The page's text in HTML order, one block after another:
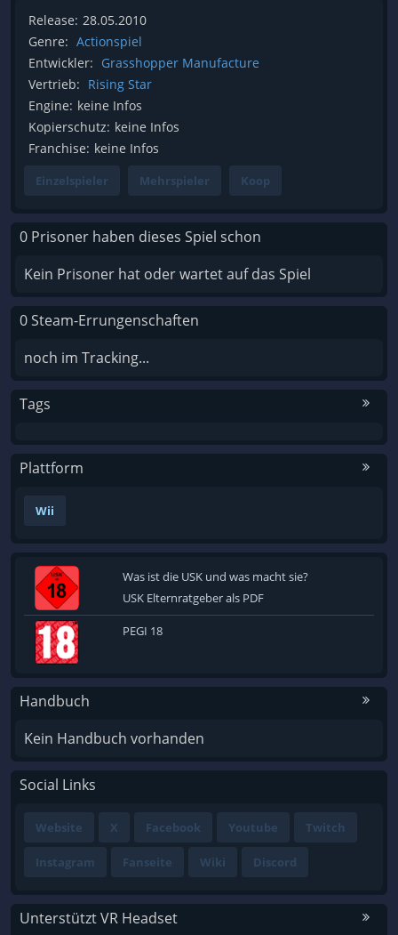
Release: 28.05.2010
Genre: Actionspiel
Entwickler: Grasshopper Manufacture
Vertrieb: Rising Star
Engine: keine Infos
Kopierschutz: keine Infos
Franchise: keine Infos
Einzelspieler Mehrspieler Koop
0 Prisoner haben dieses Spiel schon
Kein Prisoner hat oder wartet auf das Spiel
0 Steam-Errungenschaften
noch im Tracking...
Tags
Plattform
Wii
Was ist die USK und was macht sie?
USK Elternratgeber als PDF
PEGI 18
Handbuch
Kein Handbuch vorhanden
Social Links
Website X Facebook Youtube Twitch
Instagram Fanseite Wiki Discord
Unterstützt VR Headset